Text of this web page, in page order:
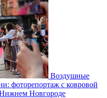
Воздушные
фоторепортаж с ковровой
Новгороде